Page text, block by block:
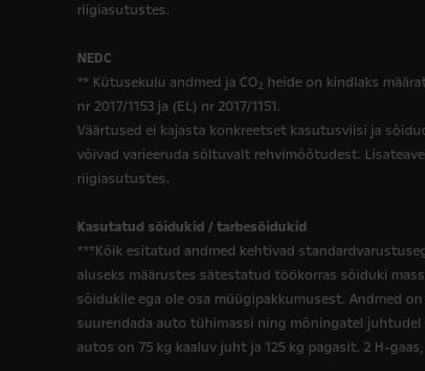
riigiasutustes.
NEDC
** Kütusekulu andmed ja CO2 heide on kindlaks
nr 2017/1153 ja (EL) nr 2017/1151.
Väärtused ei kajasta konkreetset kasutusviisi ja
võivad varieeruda sõltuvalt rehvimõõtudest.
riigiasutustes.
Kasutatud sõidukid / tarbesõidukid
***Kõik esitatud andmed kehtivad
aluseks määrustes sätestatud töökorras sõiduki
sõidukile ega ole osa müügipakkumusest. Andmed
suurendada auto tühimassi ning mõningatel
autos on 75 kg kaaluv juht ja 125 kg pagasit. 2 H-